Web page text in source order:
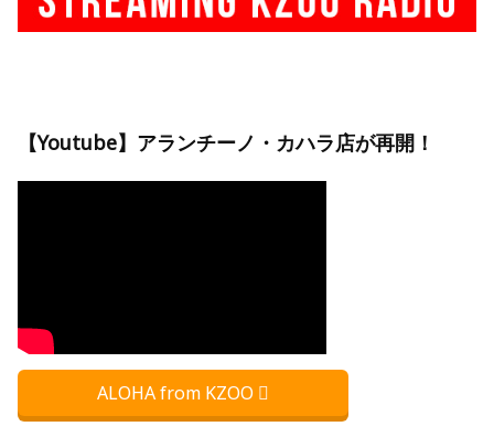
【Youtube】アランチーノ・カハラ店が再開！
ALOHA from KZOO